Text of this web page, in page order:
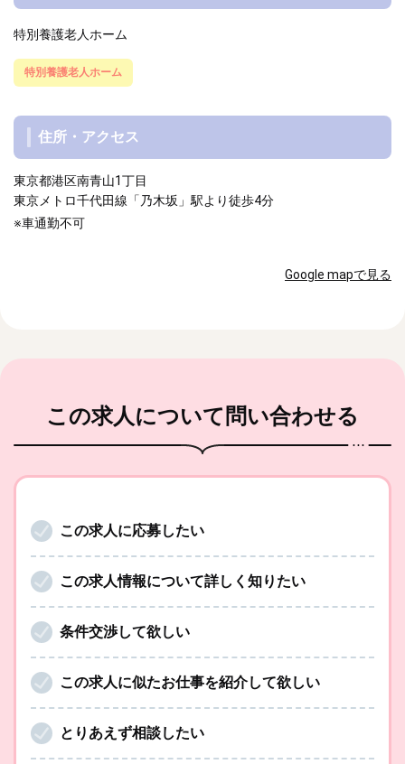
特別養護老人ホーム
特別養護老人ホーム
住所・アクセス
東京都港区南青山1丁目
東京メトロ千代田線「乃木坂」駅より徒歩4分
※車通勤不可
Google mapで見る
この求人について問い合わせる
この求人に応募したい
この求人情報について詳しく知りたい
条件交渉して欲しい
この求人に似たお仕事を紹介して欲しい
とりあえず相談したい